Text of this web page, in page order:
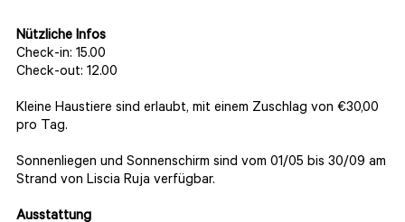
Nützliche Infos
Check-in: 15.00
Check-out: 12.00
Kleine Haustiere sind erlaubt, mit einem Zuschlag von €30,00
pro Tag.
Sonnenliegen und Sonnenschirm sind vom 01/05 bis 30/09 am
Strand von Liscia Ruja verfügbar.
Ausstattung